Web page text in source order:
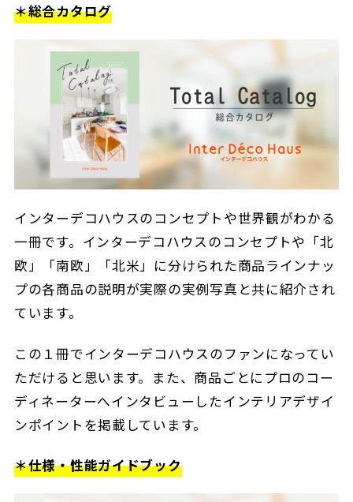
＊総合カタログ
インターデコハウスのコンセプトや世界観がわかる
一冊です。インターデコハウスのコンセプトや「北
欧」「南欧」「北米」に分けられた商品ラインナッ
プの各商品の説明が実際の実例写真と共に紹介され
ています。
この１冊でインターデコハウスのファンになってい
ただけると思います。また、商品ごとにプロのコー
ディネーターへインタビューしたインテリアデザイ
ンポイントを掲載しています。
＊仕様・性能ガイドブック